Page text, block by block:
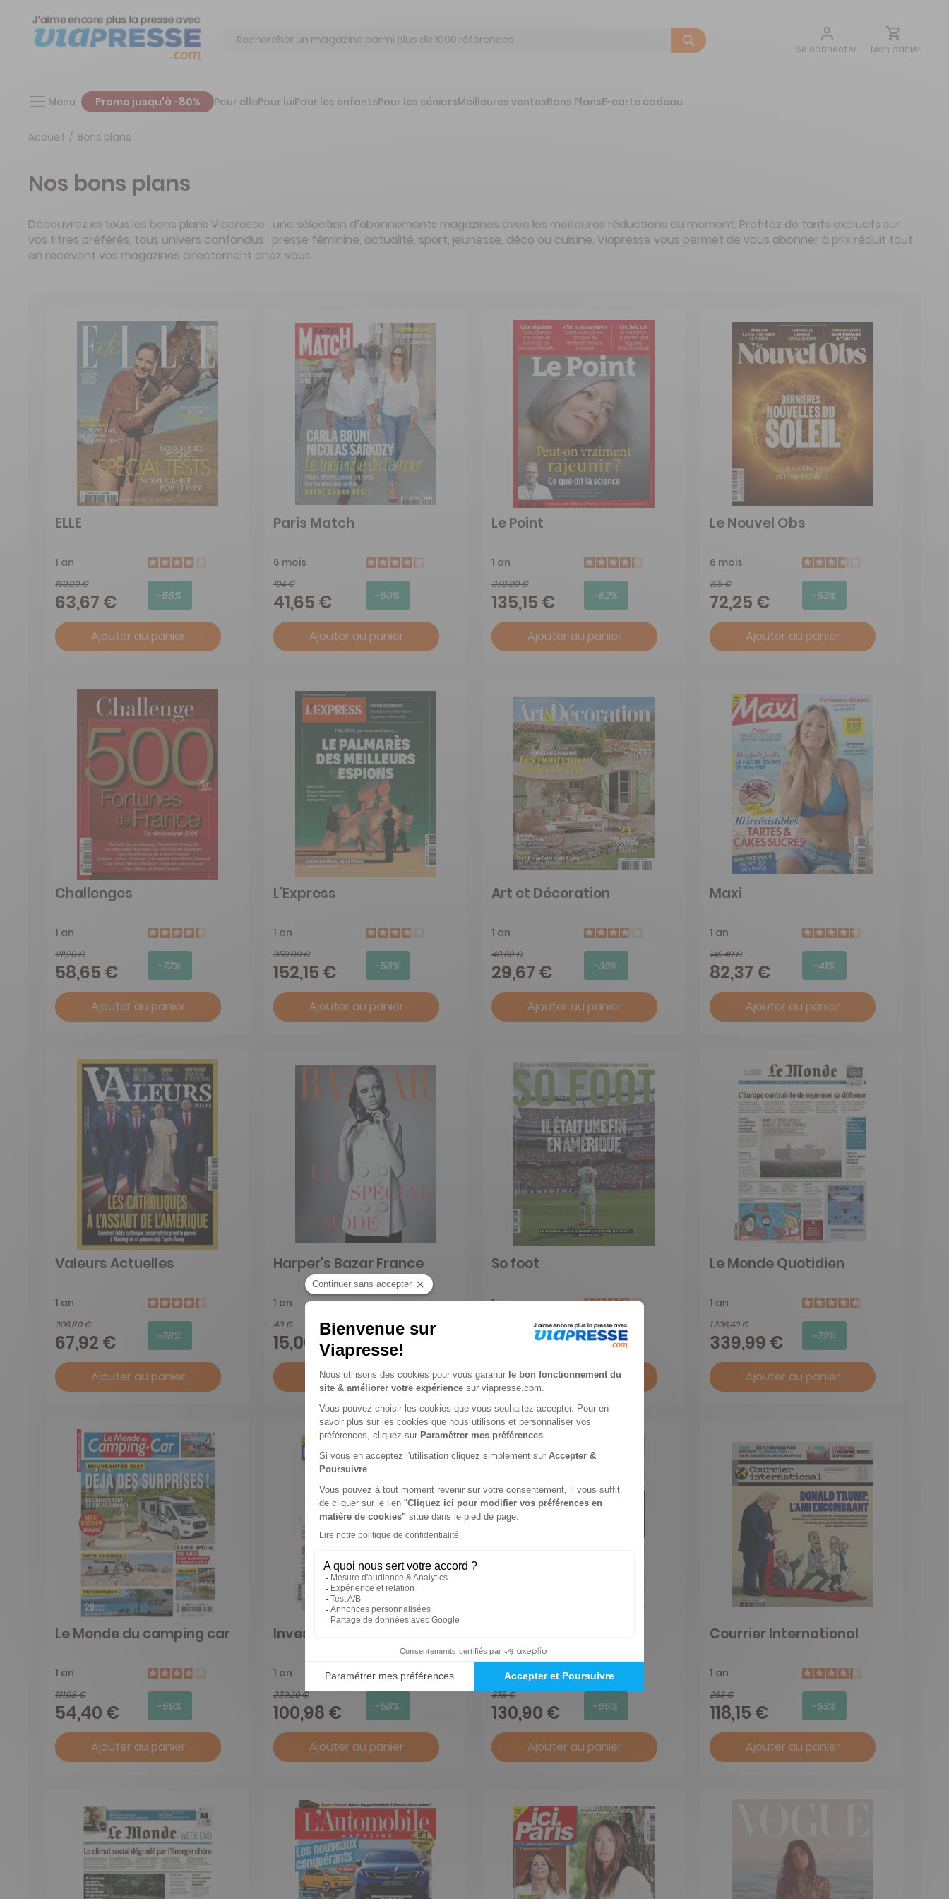
Chercher
Se connecter
Aller
Mon panier
Menu Promo jusqu'à -80% Pour ellePour luiPour les enfantsPour les séniorsMeilleures ventesBons PlansE-carte cadeau
Accueil Bons plans
Nos bons plans
Découvrez ici tous les bons plans Viapresse : une sélection d’abonnements magazines avec les meilleures réductions du moment. Profitez de tarifs exclusifs sur
vos titres préférés, tous univers confondus : presse féminine, actualité, sport, jeunesse, déco ou cuisine. Viapresse vous permet de vous abonner à prix réduit tout
en recevant vos magazines directement chez vous.
ELLE
1 an
150,80 €
63,67 € -58%
Ajouter au panier
Paris Match
6 mois
104 €
41,65 € -60%
Ajouter au panier
Le Point
1 an
358,80 €
135,15 € -62%
Ajouter au panier
Le Nouvel Obs
6 mois
195 €
72,25 € -63%
Ajouter au panier
Challenges
1 an
211,20 €
58,65 € -72%
Ajouter au panier
L'Express
1 an
358,80 €
152,15 € -58%
Ajouter au panier
Art et Décoration
1 an
48,60 €
29,67 € -39%
Ajouter au panier
Maxi
1 an
140,40 €
82,37 € -41%
Ajouter au panier
Valeurs Actuelles
1 an
306,80 €
67,92 € -78%
Ajouter au panier
Harper's Bazar France
1 an
49 €
15,00 € -69%
Ajouter au panier
So foot
1 an
39,00 € -29%
Ajouter au panier
Le Monde Quotidien
1 an
1 206,40 €
339,99 € -72%
Ajouter au panier
Le Monde du camping car
1 an
131,98 €
54,40 € -59%
Ajouter au panier
Investir
1 an
239,20 €
100,98 € -58%
Ajouter au panier
6 mois
378 €
130,90 € -65%
Ajouter au panier
Courrier International
1 an
253 €
118,15 € -53%
Ajouter au panier